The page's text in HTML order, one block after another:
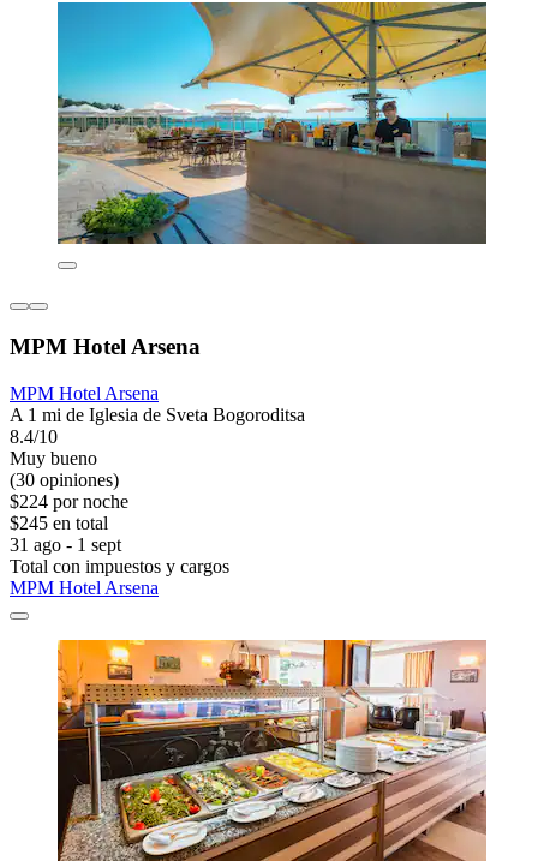
MPM Hotel Arsena
MPM Hotel Arsena
A 1 mi de Iglesia de Sveta Bogoroditsa
8.4/10
Muy bueno
(30 opiniones)
$224 por noche
$245 en total
31 ago - 1 sept
Total con impuestos y cargos
MPM Hotel Arsena